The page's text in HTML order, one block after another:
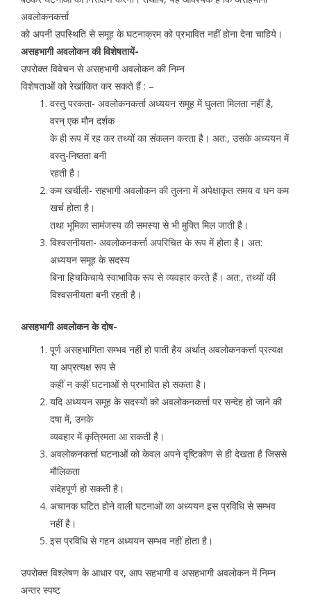
अवलोकनकर्त्ता
को अपनी उपस्थिति से समूह के घटनाक्रम को प्रभावित नहीं होना देना चाहिये।
असहभागी अवलोकन की विशेषतायें-
उपरोक्त विवेचन से असहभागी अवलोकन की निम्न
विशेषताओं को रेखांकित कर सकते हैं : –
वस्तु परकता- अवलोकनकर्त्ता अध्ययन समूह में घुलता मिलता नहीं है,
वरन् एक मौन दर्शक
के ही रूप में रह कर तथ्यों का संकलन करता है। अत:, उसके अध्ययन में
वस्तु-निष्ठता बनी
रहती है।
कम खर्चीली- सहभागी अवलोकन की तुलना में अपेक्षाकृत समय व धन कम
खर्च होता है।
तथा भूमिका सामंजस्य की समस्या से भी मुक्ति मिल जाती है।
विश्वसनीयता- अवलोकनकर्त्ता अपरिचित के रूप में होता है। अत:
अध्ययन समूह के सदस्य
बिना हिचकिचाये स्वाभाविक रूप से व्यवहार करते हैं। अत:, तथ्यों की
विश्वसनीयता बनी रहती है।
असहभागी अवलोकन के दोष-
पूर्ण असहभागिता सम्भव नहीं हो पाती हैय अर्थात् अवलोकनकर्त्ता प्रत्यक्ष
या अप्रत्यक्ष रूप से
कहीं न कहीं घटनाओं से प्रभावित हो सकता है।
यदि अध्ययन समूह के सदस्यों को अवलोकनकर्त्ता पर सन्देह हो जाने की
दषा में, उनके
व्यवहार में कृत्रिमता आ सकती है।
अवलोकनकर्त्ता घटनाओं को केवल अपने दृष्टिकोण से ही देखता है जिससे
मौलिकता
संदेहपूर्ण हो सकती है।
अचानक घटित होने वाली घटनाओं का अध्ययन इस प्रविधि से सम्भव
नहीं है।
इस प्रविधि से गहन अध्ययन सम्भव नहीं होता है।
उपरोक्त विश्लेषण के आधार पर, आप सहभागी व असहभागी अवलोकन में निम्न
अन्तर स्पष्ट